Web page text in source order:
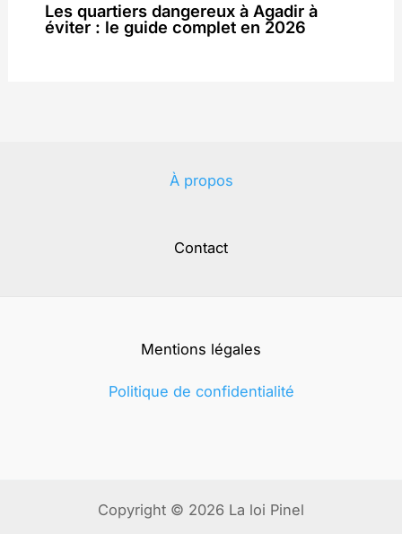
Les quartiers dangereux à Agadir à
éviter : le guide complet en 2026
À propos
Contact
Mentions légales
Politique de confidentialité
Copyright © 2026 La loi Pinel